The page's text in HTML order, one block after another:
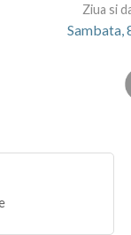
Ziua si
Sambata,